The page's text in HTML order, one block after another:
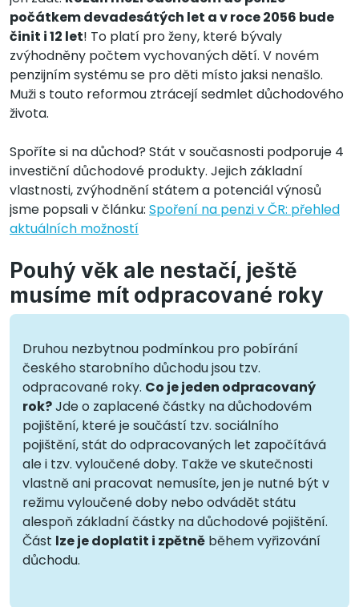
počátkem devadesátých let a v roce 2056 bude
činit i 12 let! To platí pro ženy, které bývaly
zvýhodněny počtem vychovaných dětí. V novém
penzijním systému se pro děti místo jaksi nenašlo.
Muži s touto reformou ztrácejí sedmlet důchodového
života.
Spoříte si na důchod? Stát v současnosti podporuje 4
investiční důchodové produkty. Jejich základní
vlastnosti, zvýhodnění státem a potenciál výnosů
jsme popsali v článku: Spoření na penzi v ČR: přehled
aktuálních možností
Pouhý věk ale nestačí, ještě
musíme mít odpracované roky
Druhou nezbytnou podmínkou pro pobírání
českého starobního důchodu jsou tzv.
odpracované roky. Co je jeden odpracovaný
rok?Jde o zaplacené částky na důchodovém
pojištění, které je součástí tzv. sociálního
pojištění, stát do odpracovaných let započítává
ale i tzv. vyloučené doby. Takže ve skutečnosti
vlastně ani pracovat nemusíte, jen je nutné být v
režimu vyloučené doby nebo odvádět státu
alespoň základní částky na důchodové pojištění.
Část lze je doplatit i zpětně během vyřizování
důchodu.